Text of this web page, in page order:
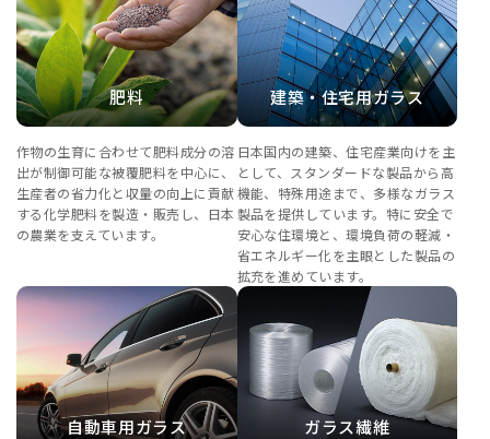
肥料
作物の生育に合わせて肥料成分の溶
出が制御可能な被覆肥料を中心に、
生産者の省力化と収量の向上に貢献
する化学肥料を製造・販売し、日本
の農業を支えています。
建築・住宅用ガラス
日本国内の建築、住宅産業向けを主
として、スタンダードな製品から高
機能、特殊用途まで、多様なガラス
製品を提供しています。特に安全で
安心な住環境と、環境負荷の軽減・
省エネルギー化を主眼とした製品の
拡充を進めています。
自動車用ガラス ガラス繊維